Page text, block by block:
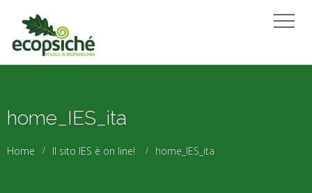
home_IES_ita
Home Il sito IES è on line! home_IES_ita